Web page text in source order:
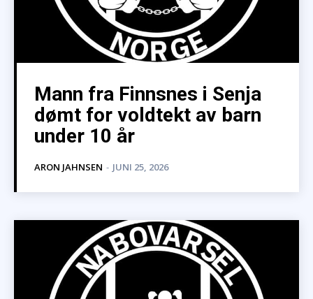
Mann fra Finnsnes i Senja
dømt for voldtekt av barn
under 10 år
ARON JAHNSEN - JUNI 25, 2026